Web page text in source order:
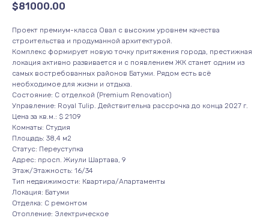
$81000.00
Проект премиум-класса Овал с высоким уровнем качества
строительства и продуманной архитектурой.
Комплекс формирует новую точку притяжения города, престижная
локация активно развивается и с появлением ЖК станет одним из
самых востребованных районов Батуми. Рядом есть всё
необходимое для жизни и отдыха.
Состояние: С отделкой (Premium Renovation)
Управление: Royal Tulip. Действительна рассрочка до конца 2027 г.
Цена за кв.м.: $ 2109
Комнаты: Студия
Площадь: 38,4 м2
Статус: Переуступка
Адрес: просп. Жиули Шартава, 9
Этаж/Этажность: 16/34
Тип недвижимости: Квартира/Апартаменты
Локация: Батуми
Отделка: С ремонтом
Отопление: Электрическое